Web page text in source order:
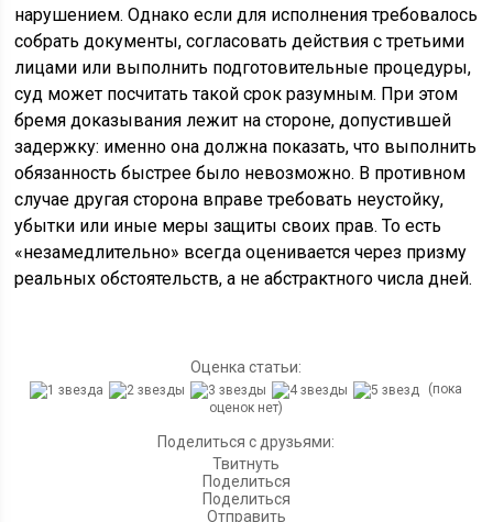
нарушением. Однако если для исполнения требовалось
собрать документы, согласовать действия с третьими
лицами или выполнить подготовительные процедуры,
суд может посчитать такой срок разумным. При этом
бремя доказывания лежит на стороне, допустившей
задержку: именно она должна показать, что выполнить
обязанность быстрее было невозможно. В противном
случае другая сторона вправе требовать неустойку,
убытки или иные меры защиты своих прав. То есть
«незамедлительно» всегда оценивается через призму
реальных обстоятельств, а не абстрактного числа дней.
Оценка статьи:
(пока
оценок нет)
Поделиться с друзьями:
Твитнуть
Поделиться
Поделиться
Отправить